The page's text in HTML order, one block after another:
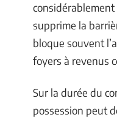
supprime la
bloque souvent
foyers à revenus
Sur la durée du
possession peut